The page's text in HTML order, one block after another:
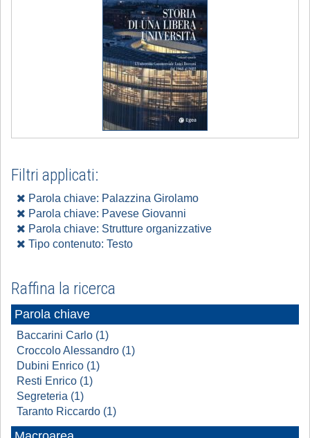
Filtri applicati:
Parola chiave: Palazzina Girolamo
Parola chiave: Pavese Giovanni
Parola chiave: Strutture organizzative
Tipo contenuto: Testo
Raffina la ricerca
Parola chiave
Baccarini Carlo (1)
Croccolo Alessandro (1)
Dubini Enrico (1)
Resti Enrico (1)
Segreteria (1)
Taranto Riccardo (1)